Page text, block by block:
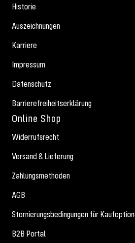
Historie
Auszeichnungen
Karriere
Impressum
Datenschutz
Barrierefreiheitserklärung
Online Shop
Widerrufsrecht
Versand & Lieferung
Zahlungsmethoden
AGB
Stornierungsbedingungen für
B2B Portal